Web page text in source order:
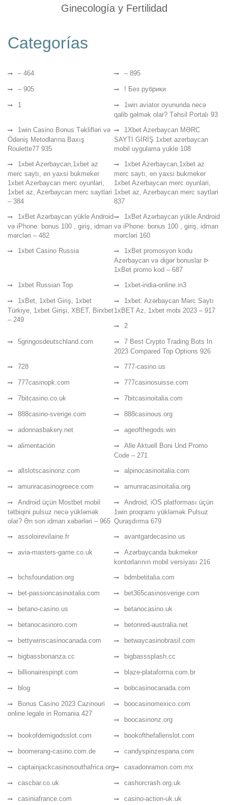
Ginecología y Fertilidad
Categorías
– 464 – 895
– 905 ! Без рубрики
1
1win aviator oyununda necə
qalib gəlmək olar? Təhsil Portalı 93
1win Casino Bonus Təklifləri və
Ödəniş Metodlarına Baxış
Roulette77 935
1Xbet Azerbaycan MƏRC
SAYTI GİRİŞ 1xbet azerbaycan
mobil uygulama yukle 108
1xbet Azerbaycan,1xbet az
merc saytı, en yaxsi bukmeker
1xbet Azerbaycan merc oyunlari,
1xbet az, Azerbaycan merc saytlari
– 384
1xbet Azerbaycan,1xbet az
merc saytı, en yaxsi bukmeker
1xbet Azerbaycan merc oyunlari,
1xbet az, Azerbaycan merc saytlari
837
1xBet Azərbaycan yükle Android
və iPhone: bonus 100 , giriş, idman
mərcləri – 482
1xBet Azərbaycan yükle Android
və iPhone: bonus 100 , giriş, idman
mərcləri 160
1xbet Casino Russia
1xBet promosyon kodu
Azerbaycan və digər bonuslar ᐉ
1xBet promo kod – 687
1xbet Russian Top
1xbet-india-online.in3
1xBet, 1xbet Giriş, 1xbet
Türkiye, 1xbet Girişi, XBET, Birxbet
– 249
1xbet: Azərbaycan Mərc Saytı
1xBET Az, 1xbet mobi 2023 – 917
2
5gringosdeutschland.com
7 Best Crypto Trading Bots In
2023 Compared Top Options 926
728
777-casino.us
777casinopk.com 777casinosuisse.com
7bitcasino.co.uk 7bitcasinoitalia.com
888casino-sverige.com 888casinous.org
adonnasbakery.net ageofthegods.win
alimentación
Alle Aktuell Boni Und Promo
Code – 271
allslotscasinonz.com
alpinocasinoitalia.com
amunracasinogreece.com amunracasinoitalia.org
Android üçün Mostbet mobil
tətbiqini pulsuz necə yükləmək
olar? Ən son idman xəbərləri – 965
Android, iOS platforması üçün
1win proqramı yükləmək Pulsuz
Quraşdırma 679
assoloirevilaine.fr
avantgardecasino.us
avia-masters-game.co.uk
Azərbaycanda bukmeker
kontorlarının mobil versiyası 216
bchsfoundation.org
bdmbetitalia.com
bet-passioncasinoitalia.com bet365casinosverige.com
betano-casino.us betanocasino.uk
betanocasinoro.com betonred-australia.net
bettywinscasinocanada.com betwaycasinobrasil.com
bigbassbonanza.cc bigbasssplash.cc
billionairespinpt.com blaze-plataforma.com.br
blog bobcasinocanada.com
Bonus Casino 2023 Cazinouri
online legale in Romania 427
boocasinomexico.com
boocasinonz.org
bookofdemigodsslot.com bookofthefallenslot.com
boomerang-casino.com.de candyspinzespana.com
captainjackcasinosouthafrica.org casadonramon.com.mx
cascbar.co.uk cashorcrash.org.uk
casiniafrance.com casino-action-uk.uk